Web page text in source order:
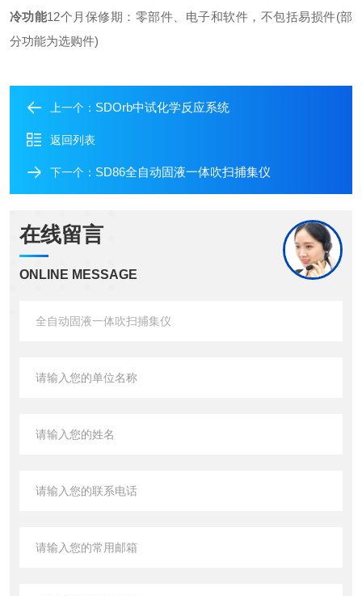
冷功能12个月保修期：零部件、电子和软件，不包括易损件(部
分功能为选购件)
上一个： SDOrb中试化学反应系统
返回列表
下一个： SD86全自动固液一体吹扫捕集仪
在线留言
ONLINE MESSAGE